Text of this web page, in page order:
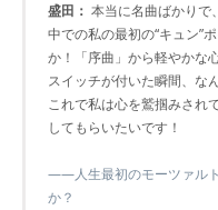
盛田： 本当に名曲ばかりで
中での私の最初の“キュン”
か！「序曲」から軽やかな
スイッチが付いた瞬間、な
これで私は心を鷲掴みされ
してもらいたいです！
――人生最初のモーツァル
か？